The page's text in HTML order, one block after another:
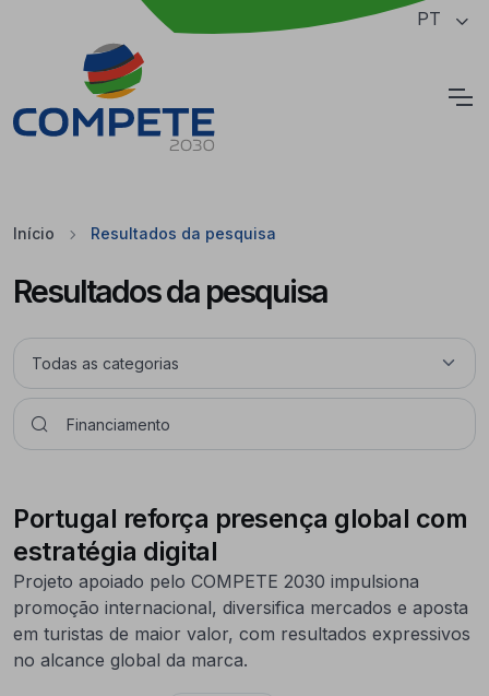
Saltar para o conteúdo principal da página PT
Início Resultados da pesquisa
Resultados da pesquisa
Portugal reforça presença global com
estratégia digital
Projeto apoiado pelo COMPETE 2030 impulsiona
promoção internacional, diversifica mercados e aposta
em turistas de maior valor, com resultados expressivos
no alcance global da marca.